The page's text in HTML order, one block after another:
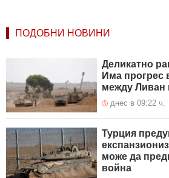
ПОДОБНИ НОВИНИ
Деликатно
Има прогрес
между Ливан
днес в 09:22 ч.
Турция
може да
война